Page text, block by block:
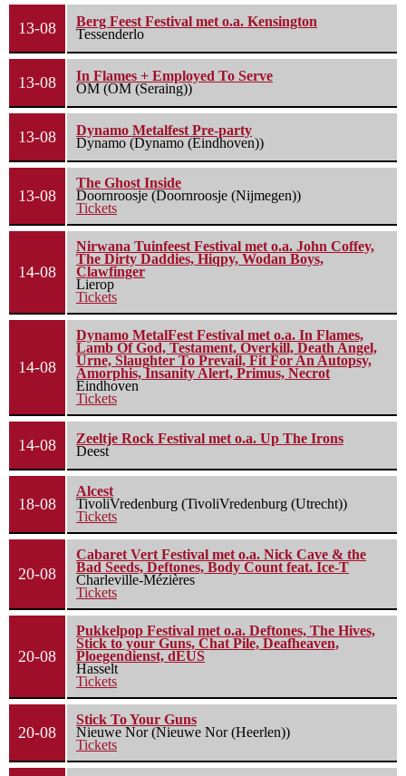
13-08
Berg Feest Festival met o.a. Kensington
Tessenderlo
13-08
In Flames + Employed To Serve
OM (OM (Seraing))
13-08
Dynamo Metalfest Pre-party
Dynamo (Dynamo (Eindhoven))
13-08
The Ghost Inside
Doornroosje (Doornroosje (Nijmegen))
Tickets
14-08
Nirwana Tuinfeest Festival met o.a. John Coffey,
The Dirty Daddies, Hiqpy, Wodan Boys,
Clawfinger
Lierop
Tickets
14-08
Dynamo MetalFest Festival met o.a. In Flames,
Lamb Of God, Testament, Overkill, Death Angel,
Urne, Slaughter To Prevail, Fit For An Autopsy,
Amorphis, Insanity Alert, Primus, Necrot
Eindhoven
Tickets
14-08
Zeeltje Rock Festival met o.a. Up The Irons
Deest
18-08
Alcest
TivoliVredenburg (TivoliVredenburg (Utrecht))
Tickets
20-08
Cabaret Vert Festival met o.a. Nick Cave & the
Bad Seeds, Deftones, Body Count feat. Ice-T
Charleville-Mézières
Tickets
20-08
Pukkelpop Festival met o.a. Deftones, The Hives,
Stick to your Guns, Chat Pile, Deafheaven,
Ploegendienst, dEUS
Hasselt
Tickets
20-08
Stick To Your Guns
Nieuwe Nor (Nieuwe Nor (Heerlen))
Tickets